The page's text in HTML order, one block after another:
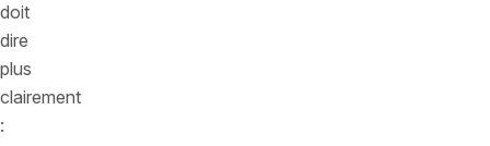
doit
dire
plus
clairement
: